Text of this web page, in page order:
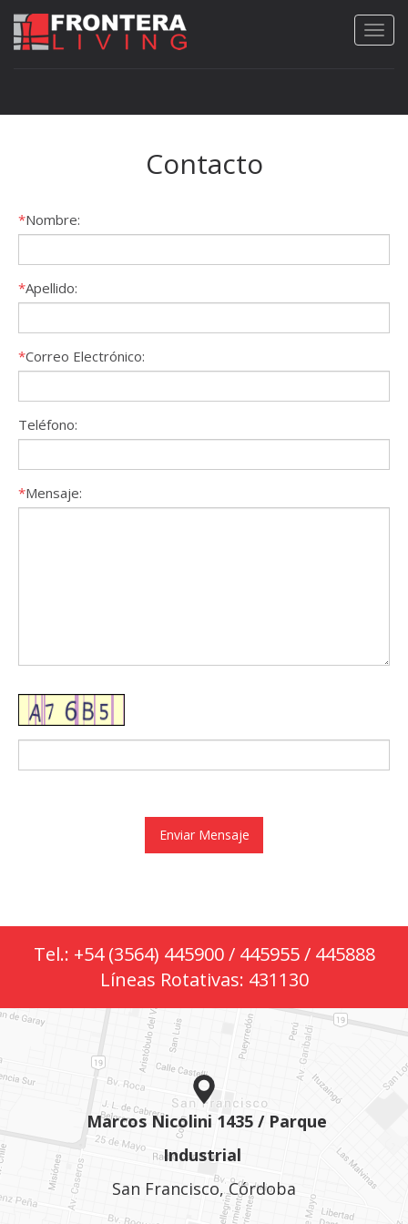
Contacto
*Nombre:
*Apellido:
*Correo Electrónico:
Teléfono:
*Mensaje:
Tel.: +54 (3564) 445900 / 445955 / 445888
Líneas Rotativas: 431130
Marcos Nicolini 1435 / Parque
Industrial
San Francisco, Córdoba